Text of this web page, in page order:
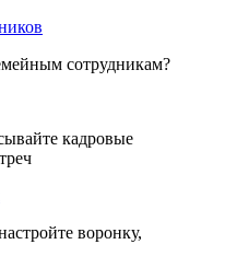
сотрудникам?
кадровые
воронку,